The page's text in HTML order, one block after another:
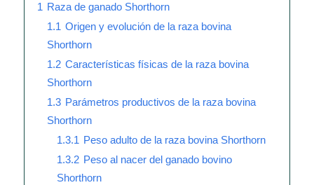
1 Raza de ganado Shorthorn
1.1 Origen y evolución de la raza bovina
Shorthorn
1.2 Características físicas de la raza bovina
Shorthorn
1.3 Parámetros productivos de la raza bovina
Shorthorn
1.3.1 Peso adulto de la raza bovina Shorthorn
1.3.2 Peso al nacer del ganado bovino
Shorthorn